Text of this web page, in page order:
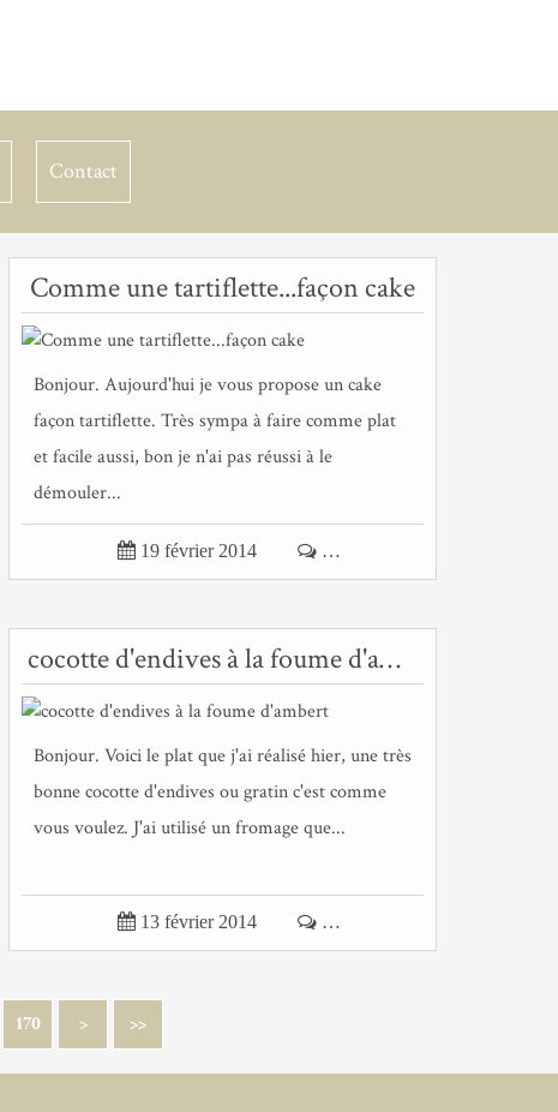
Contact
Comme une tartiflette...façon cake
Bonjour. Aujourd'hui je vous propose un cake
façon tartiflette. Très sympa à faire comme plat
et facile aussi, bon je n'ai pas réussi à le
démouler...
 19 février 2014  …
cocotte d'endives à la foume d'ambert
Bonjour. Voici le plat que j'ai réalisé hier, une très
bonne cocotte d'endives ou gratin c'est comme
vous voulez. J'ai utilisé un fromage que...
 13 février 2014  …
170 180
190
200
300
> >>